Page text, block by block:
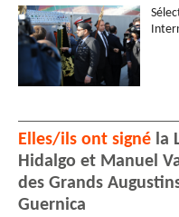
Elles/ils ont signé la
Hidalgo et Manuel
des Grands
Guernica